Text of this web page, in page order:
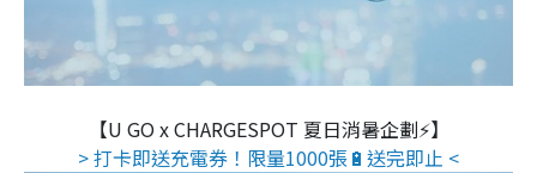
【U GO x CHARGESPOT 夏日消暑企劃⚡】
> 打卡即送充電券！限量1000張🔋送完即止 <